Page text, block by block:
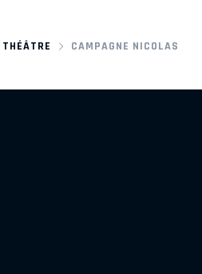
CAMPAGNE NICOLAS